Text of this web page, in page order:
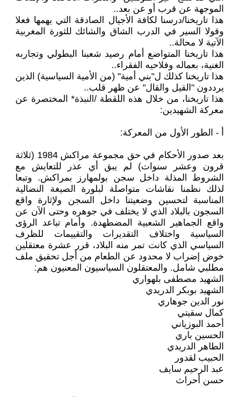
الموجهة عن قرب أو عن بعد..
هذا تاريخنا/درسنا لكافة الأجيال الصادقة التي يهمها فعلا
وقولا السير في الدرب الشاق والشائك للثورة المغربية
الآتية لا محالة..
هذا تاريخنا المتواضع أمام رصيد شعبنا البطولي وتجاربه
الغنية، بعماله وفلاحيه الفقراء..
هذا تاريخنا كذلك ل"بني أمية" (من الأمية السياسية) الذين
يرددون "القيل والقال" عن ظهر قلب..
هذا تاريخنا، من خلال هذه اللقطة /النبذة* المختصرة عن
معركة الشهيدين:
أ - الطور الأول من المعركة:
بعد صدور الأحكام في حق مجموعة مراكش 1984 (ثلاثة
قرون وعشر سنوات) لم يبق أي عذر للتعايش مع
الشروط المذلة داخل سجن بولمهارز بمراكش. وتبعا
لذلك نظمنا نقاشات متواصلة لبلورة الصيغة النضالية
المناسبة لتحسين وضعيتنا داخل السجن ولإثارة واقع
السجون بالبلاد الذي لا يختلف في جوهره وحتى الآن عن
واقع الجماهير الشعبية المضطهدة. وأمام تباعد الرؤى
السياسية واختلاف التقديرات والتقييمات للظرف
السياسي الذي كانت تمر منه البلاد، قرر عشرة معتقلين
خوض إضراب لا محدود عن الطعام من أجل تحقيق ملف
مطلبي شامل. والمعتقلون السياسيون المعنيون هم:
الشهيد مصطفى بلهواري
الشهيد بوبكر الدريدي
نور الدين جوهاري
كمال سقيتي
أحمد البوزياني
الحسين باري
الطاهر الدريدي
الحبيب لقدور
عبد الرحيم سايف
حسن أحراث